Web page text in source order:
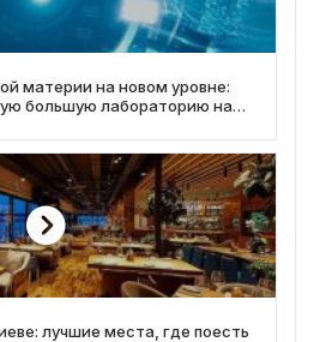
материи на новом уровне:
большую лабораторию на
лучшие места, где поесть